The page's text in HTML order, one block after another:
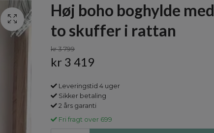
Høj boho boghylde med
to skuffer i rattan
kr 3 799
kr 3 419
Leveringstid 4 uger
Sikker betaling
2 års garanti
Fri fragt over 699